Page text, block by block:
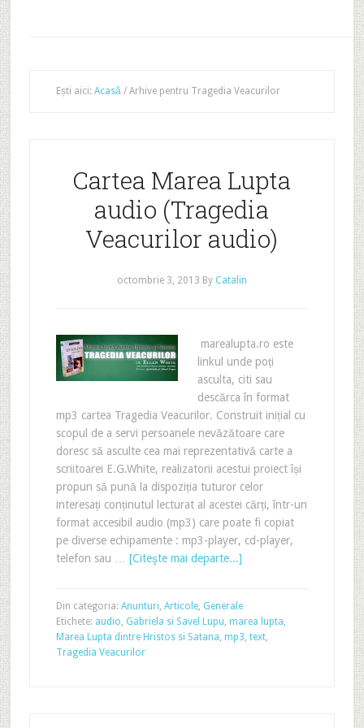
Ești aici: Acasă /Arhive pentru Tragedia Veacurilor
Cartea Marea Lupta
audio (Tragedia
Veacurilor audio)
octombrie 3, 2013 By Catalin
marealupta.ro este
linkul unde poți
asculta, citi sau
descărca în format
mp3 cartea Tragedia Veacurilor. Construit inițial cu
scopul de a servi persoanele nevăzătoare care
doresc să asculte cea mai reprezentativă carte a
scriitoarei E.G.White, realizatorii acestui proiect își
propun să pună la dispoziția tuturor celor
interesați conținutul lecturat al acestei cărți, într-un
format accesibil audio (mp3) care poate fi copiat
pe diverse echipamente : mp3-player, cd-player,
telefon sau … [Citeşte mai departe...]
Din categoria: Anunturi, Articole, Generale
Etichete: audio, Gabriela si Savel Lupu, marea lupta,
Marea Lupta dintre Hristos si Satana, mp3, text,
Tragedia Veacurilor